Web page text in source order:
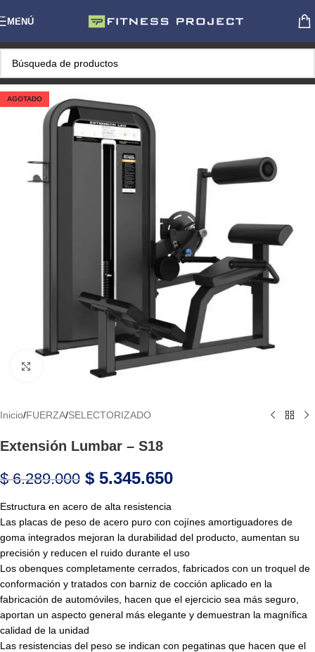
Skip to navigation
Skip to main content
MENÚ
AGOTADO
Haga Click para agrandar
Inicio/FUERZA/SELECTORIZADO
Extensión Lumbar – S18
$6.289.000 $ 5.345.650
Estructura en acero de alta resistencia
Las placas de peso de acero puro con cojínes amortiguadores de
goma integrados mejoran la durabilidad del producto, aumentan su
precisión y reducen el ruido durante el uso
Los obenques completamente cerrados, fabricados con un troquel de
conformación y tratados con barniz de cocción aplicado en la
fabricación de automóviles, hacen que el ejercicio sea más seguro,
aportan un aspecto general más elegante y demuestran la magníﬁca
calidad de la unidad
Las resistencias del peso se indican con pegatinas que hacen que el